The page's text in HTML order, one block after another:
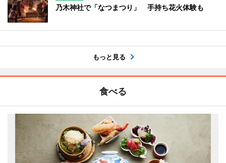
乃木神社で「なつまつり」 手持ち花火体験も
もっと見る
食べる